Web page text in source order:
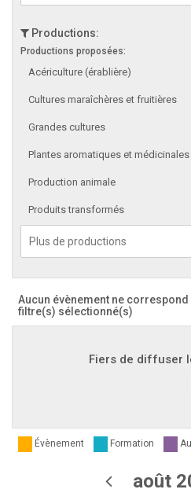
Productions:
Productions proposées:
Acériculture (érablière)
Cultures maraîchères et fruitières
Grandes cultures
Plantes aromatiques et médicinales
Production animale
Produits transformés
Aucun évènement ne
filtre(s) sélectionné(s)
Fiers de diffuser
Évènement Formation
août